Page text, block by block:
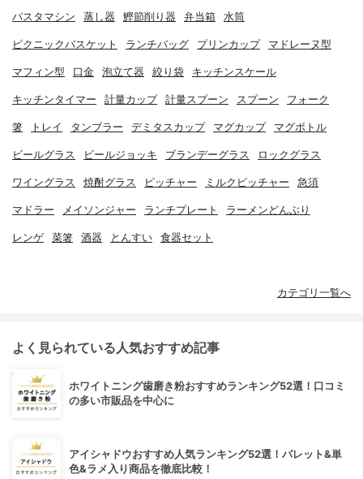
パスタマシン 蒸し器 鰹節削り器 弁当箱 水筒
ピクニックバスケット ランチバッグ プリンカップ マドレーヌ型
マフィン型 口金 泡立て器 絞り袋 キッチンスケール
キッチンタイマー 計量カップ 計量スプーン スプーン フォーク
箸 トレイ タンブラー デミタスカップ マグカップ マグボトル
ビールグラス ビールジョッキ ブランデーグラス ロックグラス
ワイングラス 焼酎グラス ピッチャー ミルクピッチャー 急須
マドラー メイソンジャー ランチプレート ラーメンどんぶり
レンゲ 菜箸 酒器 とんすい 食器セット
カテゴリ一覧へ
よく見られている人気おすすめ記事
ホワイトニング歯磨き粉おすすめランキング52選！口コミ
の多い市販品を中心に
アイシャドウおすすめ人気ランキング52選！パレット&単
色&ラメ入り商品を徹底比較！